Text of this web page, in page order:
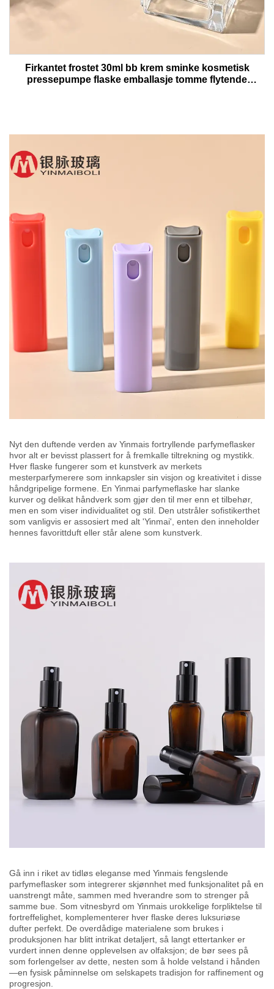
Firkantet frostet 30ml bb krem sminke kosmetisk
pressepumpe flaske emballasje tomme flytende
Nyt den duftende verden av Yinmais fortryllende parfymeflasker
hvor alt er bevisst plassert for å fremkalle tiltrekning og mystikk.
Hver flaske fungerer som et kunstverk av merkets
mesterparfymerere som innkapsler sin visjon og kreativitet i disse
håndgripelige formene. En Yinmai parfymeflaske har slanke
kurver og delikat håndverk som gjør den til mer enn et tilbehør,
men en som viser individualitet og stil. Den utstråler sofistikerthet
som vanligvis er assosiert med alt 'Yinmai', enten den inneholder
hennes favorittduft eller står alene som kunstverk.
Gå inn i riket av tidløs eleganse med Yinmais fengslende
parfymeflasker som integrerer skjønnhet med funksjonalitet på en
uanstrengt måte, sammen med hverandre som to strenger på
samme bue. Som vitnesbyrd om Yinmais urokkelige forpliktelse til
fortreffelighet, komplementerer hver flaske deres luksuriøse
dufter perfekt. De overdådige materialene som brukes i
produksjonen har blitt intrikat detaljert, så langt ettertanker er
vurdert innen denne opplevelsen av olfaksjon; de bør sees på
som forlengelser av dette, nesten som å holde velstand i hånden
—en fysisk påminnelse om selskapets tradisjon for raffinement og
progresjon.